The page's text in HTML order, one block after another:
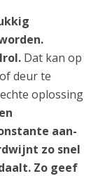
Dat kan op
deur te
oplossing
aan-
zo snel
Zo geef